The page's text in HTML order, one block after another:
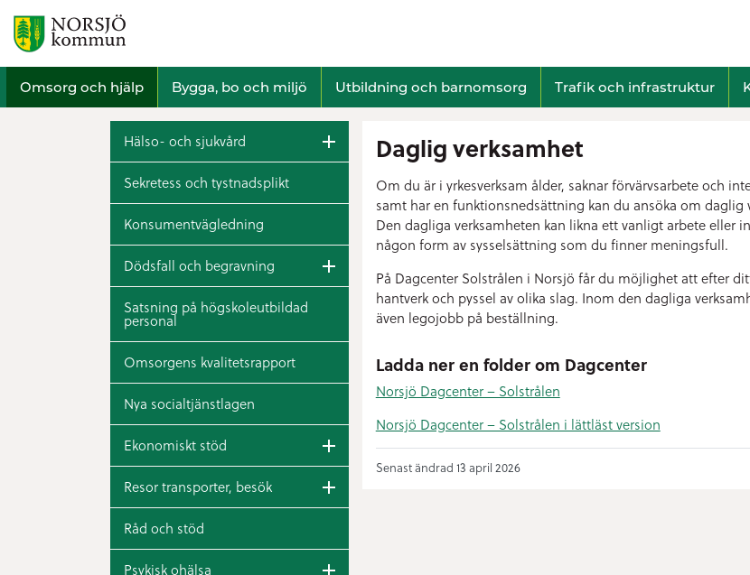
Omsorg och hjälp Bygga, bo och miljö Utbildning och barnomsorg Trafik och infrastruktur
Hälso- och sjukvård
Sekretess och tystnadsplikt
Konsumentvägledning
Dödsfall och begravning
Satsning på högskoleutbildad
personal
Omsorgens kvalitetsrapport
Nya socialtjänstlagen
Ekonomiskt stöd
Resor transporter, besök
Råd och stöd
Psykisk ohälsa
Daglig verksamhet
Om du är i yrkesverksam ålder, saknar förvärvsarbete och
samt har en funktionsnedsättning kan du ansöka om daglig
Den dagliga verksamheten kan likna ett vanligt arbete eller
någon form av sysselsättning som du finner meningsfull.
På Dagcenter Solstrålen i Norsjö får du möjlighet att efter
hantverk och pyssel av olika slag. Inom den dagliga
även legojobb på beställning.
Ladda ner en folder om Dagcenter
Norsjö Dagcenter – Solstrålen
Norsjö Dagcenter – Solstrålen i lättläst version
Senast ändrad 13 april 2026